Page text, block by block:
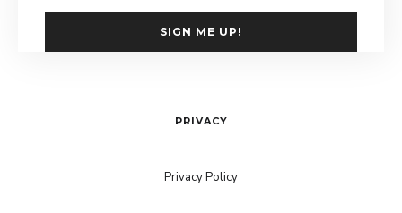
SIGN ME UP!
PRIVACY
Privacy Policy